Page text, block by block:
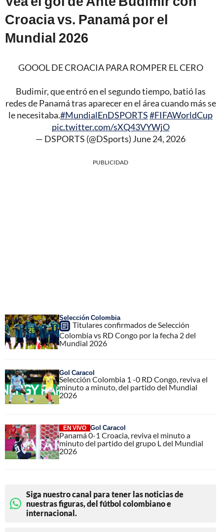
Croacia vs. Panamá por el
Mundial 2026
GOOOL DE CROACIA PARA ROMPER EL CERO
Budimir, que entró en el segundo tiempo, batió las
redes de Panamá tras aparecer en el área cuando más se
le necesitaba.#MundialEnDSPORTS#FIFAWorldCup
pic.twitter.com/sXQ43VYWjO
— DSPORTS (@DSports) June 24, 2026
PUBLICIDAD
Selección Colombia
Titulares confirmados de Selección
Colombia vs RD Congo por la fecha 2 del
Mundial 2026
Gol Caracol
Selección Colombia 1 -0 RD Congo, reviva el
minuto a minuto, del partido del Mundial
2026
EN VIVO Gol Caracol
Panamá 0-1 Croacia, reviva el minuto a
minuto del partido del grupo L del Mundial
2026
Siga nuestro canal para tener las noticias de
nuestras figuras, del fútbol colombiano e
internacional.